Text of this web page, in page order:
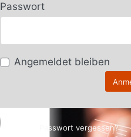
Passwort
Angemeldet bleiben
Passwort vergessen?